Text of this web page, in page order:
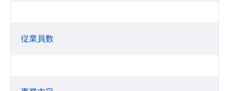
従業員数